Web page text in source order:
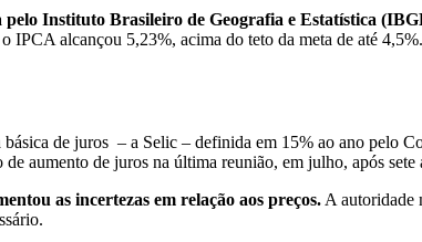
Instituto Brasileiro de Geografia e Estatística
IPCA alcançou 5,23%, acima do teto da meta de até 4,5%.
de juros – a Selic – definida em 15% ao ano pelo
aumento de juros na última reunião, em julho, após sete
as incertezas em relação aos preços. A autoridade